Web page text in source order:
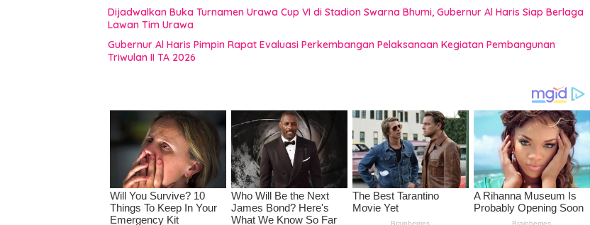
Dijadwalkan Buka Turnamen Urawa Cup VI di Stadion Swarna Bhumi, Gubernur Al Haris Siap Berlaga
Lawan Tim Urawa
Gubernur Al Haris Pimpin Rapat Evaluasi Perkembangan Pelaksanaan Kegiatan Pembangunan
Triwulan II TA 2026